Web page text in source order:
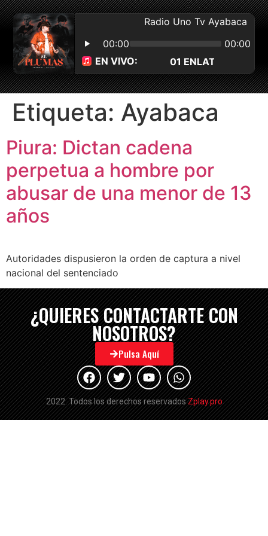
Etiqueta: Ayabaca
Piura: Dictan cadena
perpetua a hombre por
abusar de una menor de 13
años
Autoridades dispusieron la orden de captura a nivel
nacional del sentenciado
¿QUIERES CONTACTARTE CON
NOSOTROS?
Pulsa Aquí
2022. Todos los derechos reservadosZplay.pro